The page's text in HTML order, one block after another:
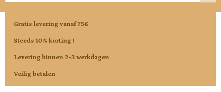
Gratis levering vanaf 75€
Steeds 10% korting !
Levering binnen 2-3 werkdagen
Veilig betalen